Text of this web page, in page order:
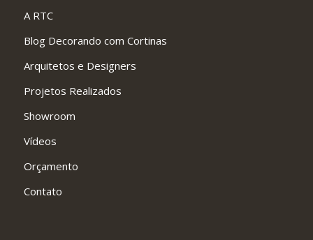
A RTC
Blog Decorando com Cortinas
Arquitetos e Designers
Projetos Realizados
Showroom
Vídeos
Orçamento
Contato